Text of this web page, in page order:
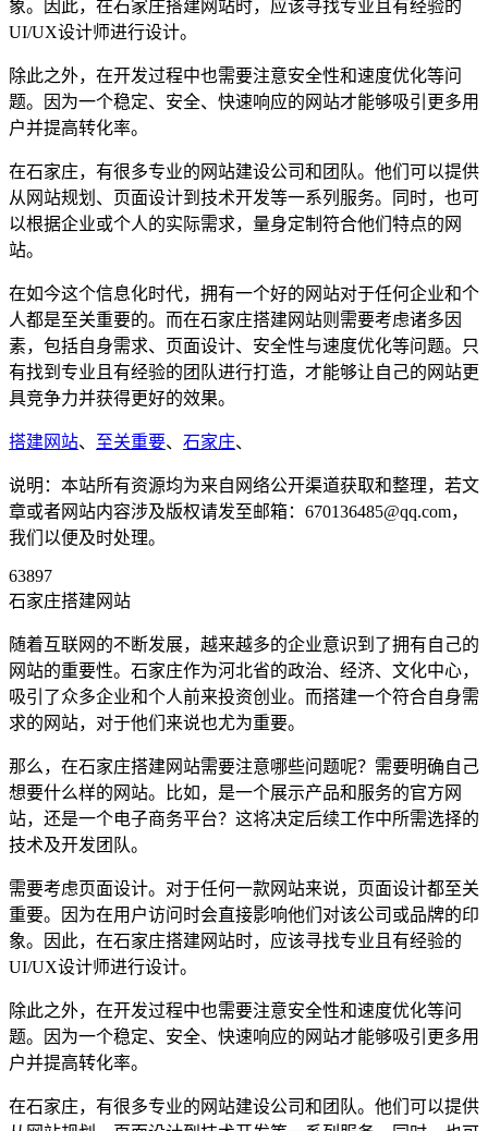
象。因此，在石家庄搭建网站时，应该寻找专业且有经验的
UI/UX设计师进行设计。
除此之外，在开发过程中也需要注意安全性和速度优化等问
题。因为一个稳定、安全、快速响应的网站才能够吸引更多用
户并提高转化率。
在石家庄，有很多专业的网站建设公司和团队。他们可以提供
从网站规划、页面设计到技术开发等一系列服务。同时，也可
以根据企业或个人的实际需求，量身定制符合他们特点的网
站。
在如今这个信息化时代，拥有一个好的网站对于任何企业和个
人都是至关重要的。而在石家庄搭建网站则需要考虑诸多因
素，包括自身需求、页面设计、安全性与速度优化等问题。只
有找到专业且有经验的团队进行打造，才能够让自己的网站更
具竞争力并获得更好的效果。
搭建网站、 至关重要、 石家庄、
说明：本站所有资源均为来自网络公开渠道获取和整理，若文
章或者网站内容涉及版权请发至邮箱：670136485@qq.com，
我们以便及时处理。
63897
石家庄搭建网站
随着互联网的不断发展，越来越多的企业意识到了拥有自己的
网站的重要性。石家庄作为河北省的政治、经济、文化中心，
吸引了众多企业和个人前来投资创业。而搭建一个符合自身需
求的网站，对于他们来说也尤为重要。
那么，在石家庄搭建网站需要注意哪些问题呢？需要明确自己
想要什么样的网站。比如，是一个展示产品和服务的官方网
站，还是一个电子商务平台？这将决定后续工作中所需选择的
技术及开发团队。
需要考虑页面设计。对于任何一款网站来说，页面设计都至关
重要。因为在用户访问时会直接影响他们对该公司或品牌的印
象。因此，在石家庄搭建网站时，应该寻找专业且有经验的
UI/UX设计师进行设计。
除此之外，在开发过程中也需要注意安全性和速度优化等问
题。因为一个稳定、安全、快速响应的网站才能够吸引更多用
户并提高转化率。
在石家庄，有很多专业的网站建设公司和团队。他们可以提供